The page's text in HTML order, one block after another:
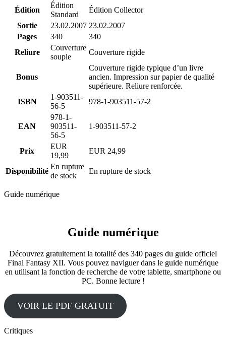
Édition
Édition
Standard
Édition Collector
Sortie
23.02.2007 23.02.2007
Pages
340
340
Reliure
Couverture
souple
Couverture rigide
Bonus
Couverture rigide typique d’un livre
ancien. Impression sur papier de qualité
supérieure. Reliure renforcée.
ISBN
1-903511-
56-5
978-1-903511-57-2
EAN
978-1-
903511-
56-5
1-903511-57-2
Prix
EUR
19,99
EUR 24,99
Disponibilité
En rupture
de stock
En rupture de stock
Guide numérique
Guide numérique
Découvrez gratuitement la totalité des 340 pages du guide officiel
Final Fantasy XII. Vous pouvez naviguer dans le guide numérique
en utilisant la fonction de recherche de votre tablette, smartphone ou
PC. Bonne lecture !
VOIR LE PDF GRATUIT
Critiques